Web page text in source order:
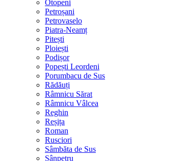
Otopeni
Petroșani
Petrovaselo
Piatra-Neamț
Pitești
Ploiești
Podișor
Popești Leordeni
Porumbacu de Sus
Rădăuți
Râmnicu Sărat
Râmnicu Vâlcea
Reghin
Reșița
Roman
Rusciori
Sâmbăta de Sus
Sânpetru